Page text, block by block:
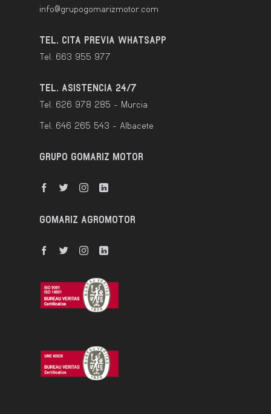
info@grupogomarizmotor.com
TEL. CITA PREVIA WHATSAPP
Tel. 663 955 977
TEL. ASISTENCIA 24/7
Tel. 626 978 285 - Murcia
Tel. 646 265 543 - Albacete
GRUPO GOMARIZ MOTOR
GOMARIZ AGROMOTOR